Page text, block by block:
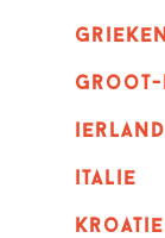
Groot-
ierland
italie
kroatie